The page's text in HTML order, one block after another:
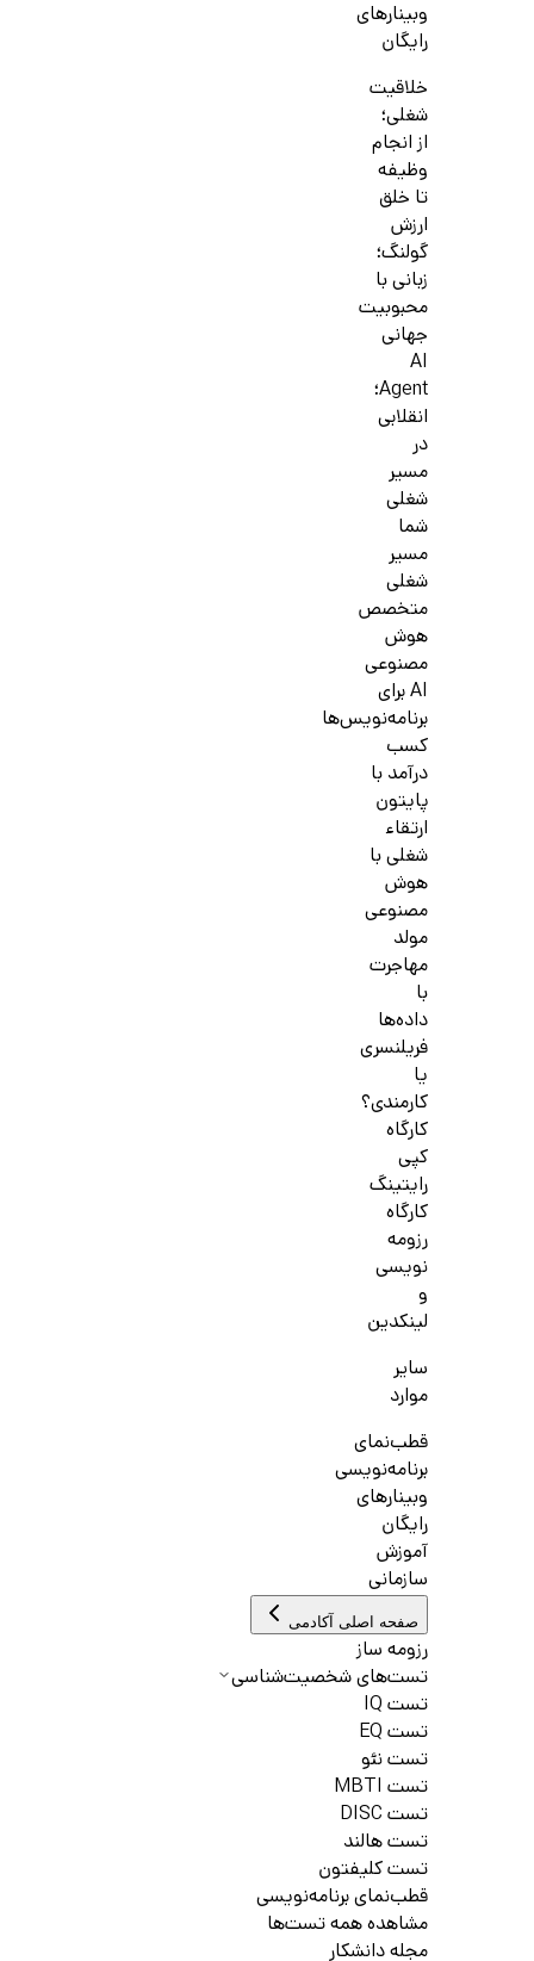
وبینارهای
رایگان
خلاقیت
شغلی؛
از انجام
وظیفه
تا خلق
ارزش
گولنگ؛
زبانی با
محبوبیت
جهانی
AI
Agent؛
انقلابی
در
مسیر
شغلی
شما
مسیر
شغلی
متخصص
هوش
مصنوعی
AI برای
برنامه‌نویس‌ها
کسب
درآمد با
پایتون
ارتقاء
شغلی با
هوش
مصنوعی
مولد
مهاجرت
با
داده‌ها
فریلنسری
یا
کارمندی؟
کارگاه
کپی
رایتینگ
کارگاه
رزومه
نویسی
و
لینکدین
سایر
موارد
قطب‌نمای
برنامه‌نویسی
وبینارهای
رایگان
آموزش
سازمانی
صفحه اصلی آکادمی
رزومه ساز
تست‌های شخصیت‌شناسی
تست IQ
تست EQ
تست نئو
تست MBTI
تست DISC
تست هالند
تست کلیفتون
قطب‌نمای برنامه‌نویسی
مشاهده همه تست‌ها
مجله دانشکار